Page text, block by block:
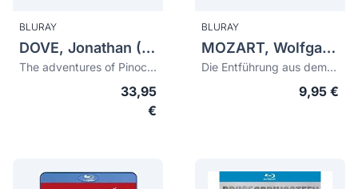
BLURAY
DOVE, Jonathan (1959)
The adventures of Pinocchio
33,95
€
BLURAY
MOZART, Wolfgang Amadeus (1756-1791)
Die Entführung aus dem Serail
9,95 €